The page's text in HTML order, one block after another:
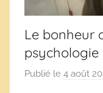
Le bonheur
psychologie
Publié le 4 août